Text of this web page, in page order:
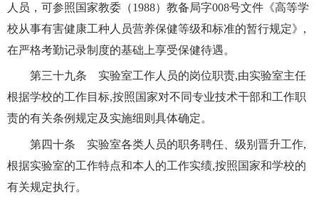
人员，可参照国家教委（1988）教备局字008号文件《高等学
校从事有害健康工种人员营养保健等级和标准的暂行规定》 ,
在严格考勤记录制度的基础上享受保健待遇。
第三十九条 实验室工作人员的岗位职责,由实验室主任
根据学校的工作目标,按照国家对不同专业技术干部和工作职
责的有关条例规定及实施细则具体确定。
第四十条 实验室各类人员的职务聘任、级别晋升工作,
根据实验室的工作特点和本人的工作实绩,按照国家和学校的
有关规定执行。